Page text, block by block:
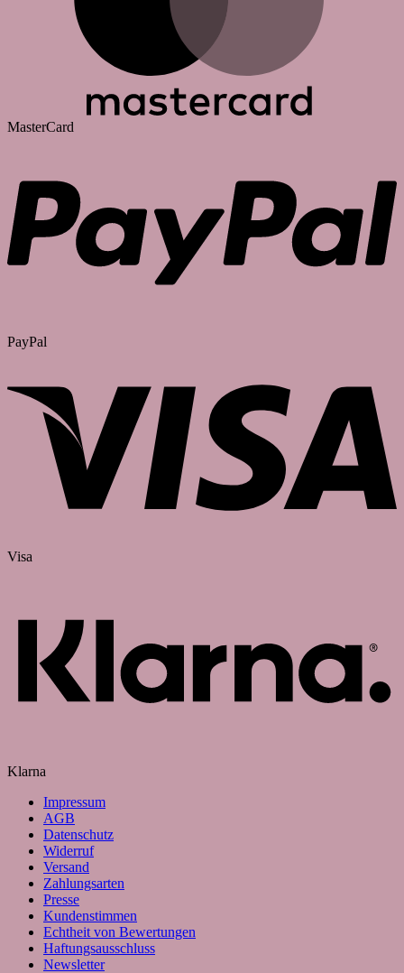
MasterCard
PayPal
Visa
Klarna
Impressum
AGB
Datenschutz
Widerruf
Versand
Zahlungsarten
Presse
Kundenstimmen
Echtheit von Bewertungen
Haftungsausschluss
Newsletter